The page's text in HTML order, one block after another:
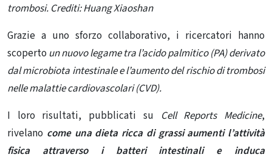
trombosi. Crediti: Huang Xiaoshan
Grazie a uno sforzo collaborativo, i ricercatori hanno
scoperto un nuovo legame tra l’acido palmitico (PA) derivato
dal microbiota intestinale e l’aumento del rischio di trombosi
nelle malattie cardiovascolari (CVD).
I loro risultati, pubblicati su
Cell Reports Medicine,
rivelano come una dieta ricca di grassi aumenti l’attività
fisica attraverso i batteri intestinali e induca